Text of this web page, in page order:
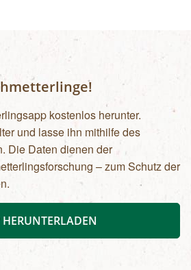
kostenlos herunter.
und lasse ihn mithilfe des
Die Daten dienen der
– zum Schutz der